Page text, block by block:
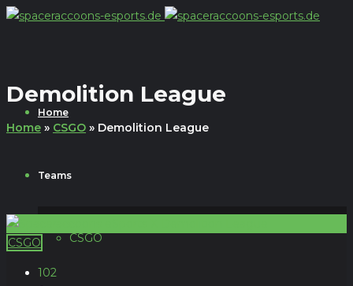
Home
Teams
CSGO
Demolition League
Home » CSGO » Demolition League
CSGO
102